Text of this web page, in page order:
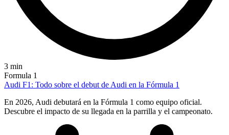
3 min
Formula 1
Audi F1: Todo sobre el debut de Audi en la Fórmula 1
En 2026, Audi debutará en la Fórmula 1 como equipo oficial.
Descubre el impacto de su llegada en la parrilla y el campeonato.